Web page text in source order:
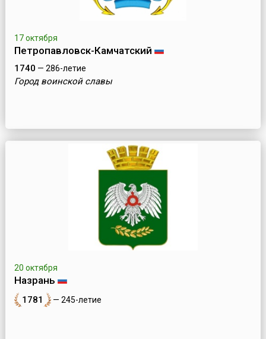
17 октября
Петропавловск-Камчатский
1740 — 286-летие
Город воинской славы
20 октября
Назрань
1781 — 245-летие